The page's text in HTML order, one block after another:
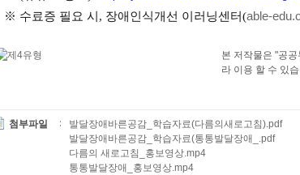
※ 수료증 필요 시, 장애인식개선 이러닝센 터(able-
본 저작물은 "공공
라 이용 할 수 있
첨부파일
발달장애바른공감_학습자료(다름의새로고침).pdf
발달장애바른공감_학습자료(통통발달장애_.pdf
다름의 새로고침_홍보영상.mp4
통통발달장애_홍보영상.mp4